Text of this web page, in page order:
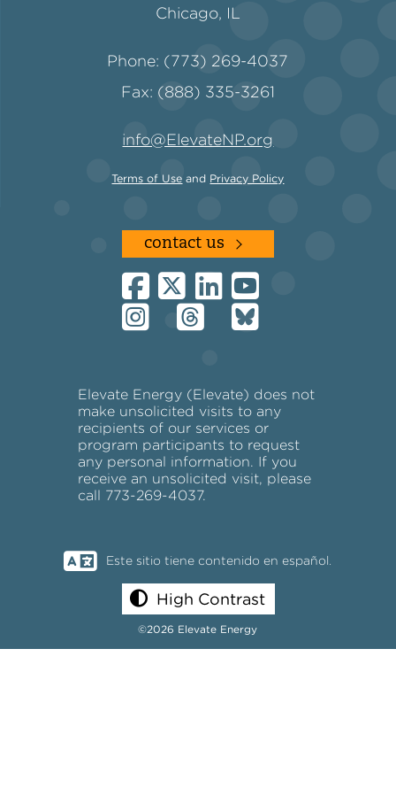
Chicago, IL
Phone: (773) 269-4037
Fax: (888) 335-3261
info@ElevateNP.org
Terms of Use and Privacy Policy
contact us
Elevate Energy (Elevate) does not
make unsolicited visits to any
recipients of our services or
program participants to request
any personal information. If you
receive an unsolicited visit, please
call 773-269-4037.
Este sitio tiene contenido en español.
High Contrast
©2026 Elevate Energy